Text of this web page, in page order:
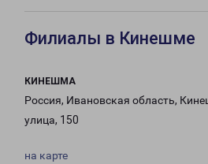
Филиалы в Кинешме
КИНЕШМА
Россия, Ивановская область,
улица, 150
на карте